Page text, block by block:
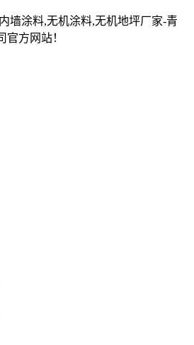
墙涂料,无机涂料,无机地坪厂家-青
官方网站！